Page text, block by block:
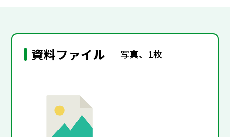
資料ファイル 写真、1枚